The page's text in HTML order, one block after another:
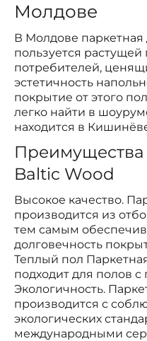
Молдове
В Молдове паркетная
пользуется
потребителей,
эстетичность
покрытие от этого
легко найти в
находится в
Преимущества
Baltic Wood
Высокое качество.
производится из
тем самым
долговечность
Теплый пол
подходит для полов с
Экологичность.
производится с
экологических
международными